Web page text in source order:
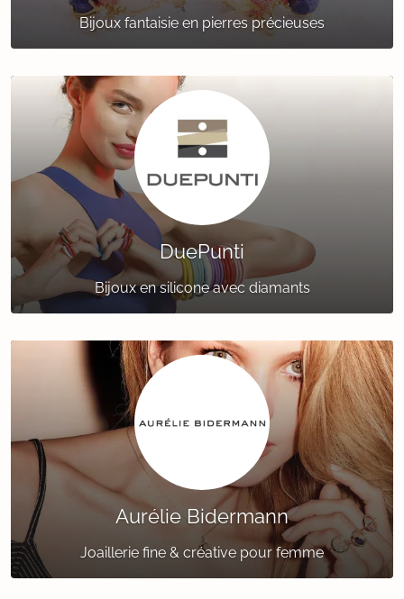
Bijoux fantaisie en pierres précieuses
DuePunti
Bijoux en silicone avec diamants
Aurélie Bidermann
Joaillerie fine & créative pour femme